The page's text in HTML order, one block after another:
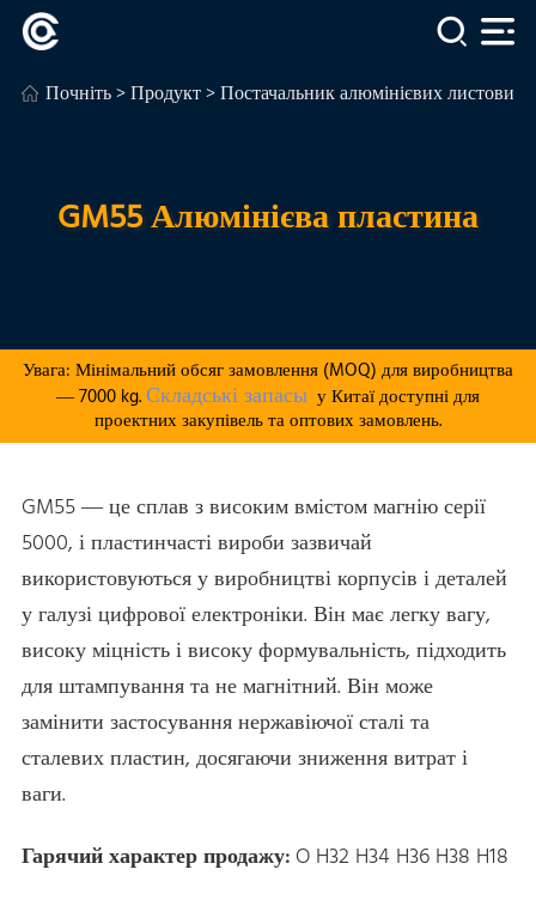
Почніть>Продукт>Постачальник алюмінієвих листових
GM55 Алюмінієва пластина
Увага: Мінімальний обсяг замовлення (MOQ) для виробництва
— 7000 kg.Складські запасы у Китаї доступні для
проектних закупівель та оптових замовлень.
GM55 — це сплав з високим вмістом магнію серії
5000, і пластинчасті вироби зазвичай
використовуються у виробництві корпусів і деталей
у галузі цифрової електроніки. Він має легку вагу,
високу міцність і високу формувальність, підходить
для штампування та не магнітний. Він може
замінити застосування нержавіючої сталі та
сталевих пластин, досягаючи зниження витрат і
ваги.
Гарячий характер продажу:O H32 H34 H36 H38 H18